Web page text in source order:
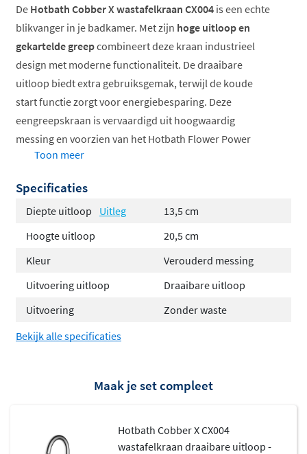
De Hotbath Cobber X wastafelkraan CX004 is een echte
blikvanger in je badkamer. Met zijn hoge uitloop en
gekartelde greepcombineert deze kraan industrieel
design met moderne functionaliteit. De draaibare
uitloop biedt extra gebruiksgemak, terwijl de koude
start functie zorgt voor energiebesparing. Deze
eengreepskraan is vervaardigd uit hoogwaardig
messing en voorzien van het Hotbath Flower Power
System voor eenvoudige onderhoud en reparatie.
Hoog model met draaibare uitloop
Koude start functie
Vervaardigd uit messing
Zonder waste
Verkrijgbaar in verschillende kleuren
Cobber X serie: industrieel design
met moderne innovatie
van de populaire Cobber collectie. Deze serie kenmerkt
stoere, industriële uitstraling. De Cobber X producten
zijn ontworpen voor wie houdt van opvallend design
Toon meer
Specificaties
Diepte uitloop Uitleg
13,5 cm
Hoogte uitloop
20,5 cm
Kleur
Verouderd messing
Uitvoering uitloop
Draaibare uitloop
Uitvoering
Zonder waste
Bekijk alle specificaties
Maak je set compleet
Hotbath Cobber X CX004
wastafelkraan draaibare uitloop -